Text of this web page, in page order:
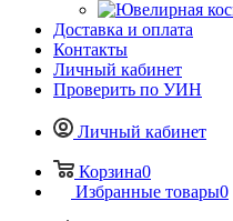
Доставка и оплата
Контакты
Личный кабинет
Проверить по УИН
Личный кабинет
Корзина0
Избранные товары0